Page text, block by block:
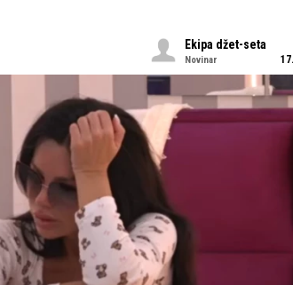
Ekipa džet-seta
Novinar